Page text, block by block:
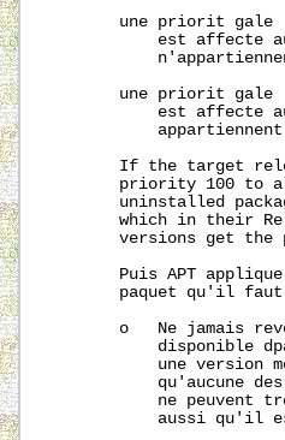
une priorit gale
est affecte
une priorit gale
est affecte
If the target
priority 100 to
uninstalled
which in their
versions get the
Puis APT
paquet qu'il
o   Ne jamais
disponible
une version
qu'aucune
ne peuvent
aussi qu'il